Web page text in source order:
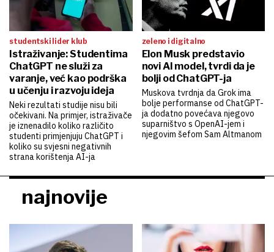
studentski lider klub
Istraživanje: Studentima
ChatGPT ne služi za
varanje, već kao podrška
u učenju i razvoju ideja
Neki rezultati studije nisu bili
očekivani. Na primjer, istraživače
je iznenadilo koliko različito
studenti primjenjuju ChatGPT i
koliko su svjesni negativnih
strana korištenja AI-ja
zeleno i digitalno
Elon Musk predstavio
novi AI model, tvrdi da je
bolji od ChatGPT-ja
Muskova tvrdnja da Grok ima
bolje performanse od ChatGPT-
ja dodatno povećava njegovo
suparništvo s OpenAI-jem i
njegovim šefom Sam Altmanom
najnovije